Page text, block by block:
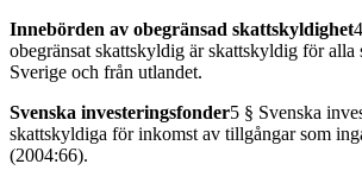
Innebörden av obegränsad skattskyldighet
obegränsat skattskyldig är skattskyldig för alla
Sverige och från utlandet.
Svenska investeringsfonder5 § Svenska
skattskyldiga för inkomst av tillgångar som
(2004:66).